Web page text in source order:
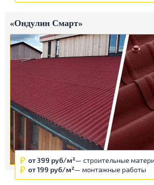
«Ондулин Смарт»
от 399 руб/м²— строительные
от 199 руб/м²— монтажные работы